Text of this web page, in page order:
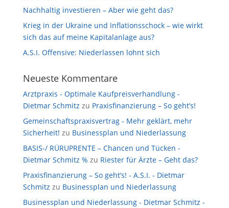
Nachhaltig investieren – Aber wie geht das?
Krieg in der Ukraine und Inflationsschock – wie wirkt
sich das auf meine Kapitalanlage aus?
A.S.I. Offensive: Niederlassen lohnt sich
Neueste Kommentare
Arztpraxis - Optimale Kaufpreisverhandlung -
Dietmar Schmitz zu Praxisfinanzierung – So geht’s!
Gemeinschaftspraxisvertrag - Mehr geklärt, mehr
Sicherheit! zu Businessplan und Niederlassung
BASIS-/ RÜRUPRENTE – Chancen und Tücken -
Dietmar Schmitz % zu Riester für Ärzte – Geht das?
Praxisfinanzierung – So geht’s! - A.S.I. - Dietmar
Schmitz zu Businessplan und Niederlassung
Businessplan und Niederlassung - Dietmar Schmitz -